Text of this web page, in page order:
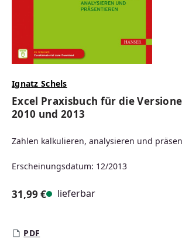
Ignatz Schels
Excel Praxisbuch für die
2010 und 2013
Zahlen kalkulieren, analysieren und
Erscheinungsdatum: 12/2013
31,99 € lieferbar
PDF